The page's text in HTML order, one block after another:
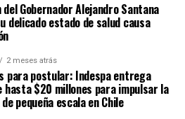
Gobernador Alejandro Santana
delicado estado de salud causa
2 meses atrás
para postular: Indespa entrega
hasta $20 millones para impulsar la
pequeña escala en Chile